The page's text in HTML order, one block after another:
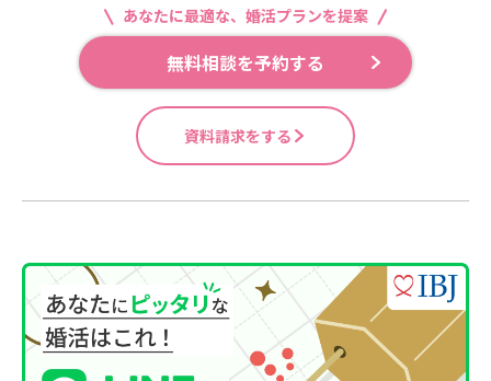
あなたに最適な、婚活プランを提案
無料相談を予約する
資料請求をする